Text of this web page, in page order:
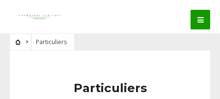
Particuliers
Particuliers